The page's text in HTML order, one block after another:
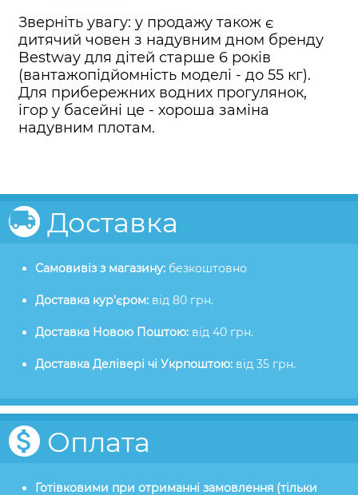
Зверніть увагу: у продажу також є
дитячий човен з надувним дном бренду
Bestway для дітей старше 6 років
(вантажопідйомність моделі - до 55 кг).
Для прибережних водних прогулянок,
ігор у басейні це - хороша заміна
надувним плотам.
Доставка
Самовивіз з магазину: безкоштовно
Доставка кур'єром: від 80 грн.
Доставка Новою Поштою: від 40 грн.
Доставка Делівері чі Укрпоштою: від 35 грн.
Оплата
Готівковими при отриманні замовлення (тільки